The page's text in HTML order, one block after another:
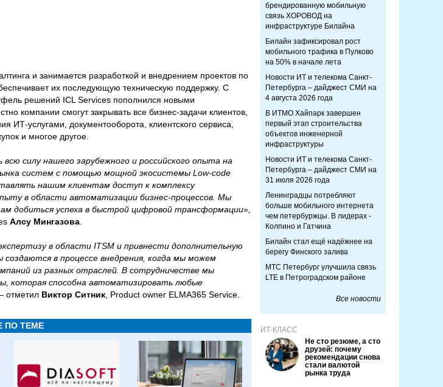
и занимается разработкой и внедрением проектов по
их последующую техническую поддержку. С
решений ICL Services пополнился новыми
компании смогут закрывать все бизнес-задачи клиентов,
услугами, документооборота, клиентского сервиса,
и многое другое.
силу нашего зарубежного и российского опыта на
систем с помощью мощной экосистемы Low-code
нашим клиентам доступ к комплексу
в области автоматизации бизнес-процессов. Мы
добиться успеха в быстрой цифровой трансформации»,
Алсу Мингазова
в области ITSM и привнести дополнительную
в процессе внедрения, когда мы можем
из разных отраслей. В сотрудничестве мы
которая способна автоматизировать любые
отметил Виктор Ситник , Product owner ELMA365 Service.
ПО ТЕМЕ
брендированную мобильную
связь ХОРОВОД на
инфраструктуре Билайна
Билайн зафиксировал рост
мобильного трафика в Пулково
на 50% в начале лета
Новости ИТ и телекома Санкт-
Петербурга – дайджест СМИ на
4 августа 2026 года
В ИТМО Хайпарк завершен
первый этап строительства
объектов инженерной
инфраструктуры
Новости ИТ и телекома Санкт-
Петербурга – дайджест СМИ на
31 июля 2026 года
Ленинградцы потребляют
больше мобильного интернета
чем петербуржцы. В лидерах -
Колпино и Гатчина
Билайн стал ещё надёжнее на
берегу Финского залива
МТС Петербург улучшила связь
LTE в Петроградском районе
Все новости
ИТ-КЛАСС
Не сто резюме, а сто
друзей: почему
рекомендации снова
стали валютой
рынка труда